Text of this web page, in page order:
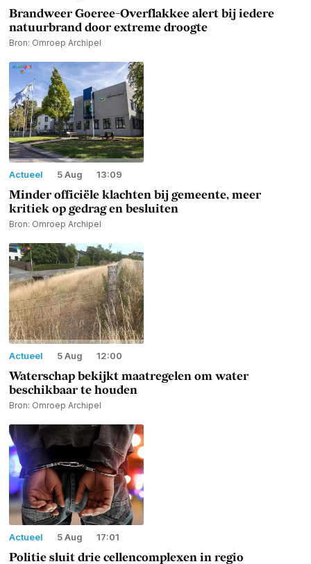
Brandweer Goeree-Overflakkee alert bij iedere
natuurbrand door extreme droogte
Bron: Omroep Archipel
Actueel 5 Aug 13:09
Minder officiële klachten bij gemeente, meer
kritiek op gedrag en besluiten
Bron: Omroep Archipel
Actueel 5 Aug 12:00
Waterschap bekijkt maatregelen om water
beschikbaar te houden
Bron: Omroep Archipel
Actueel 5 Aug 17:01
Politie sluit drie cellencomplexen in regio